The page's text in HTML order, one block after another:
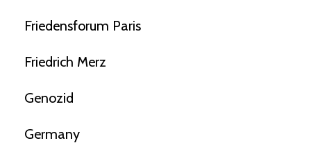
Friedensforum Paris
Friedrich Merz
Genozid
Germany